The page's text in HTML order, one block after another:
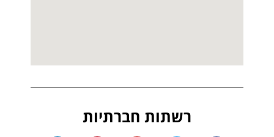
רשתות חברתיות